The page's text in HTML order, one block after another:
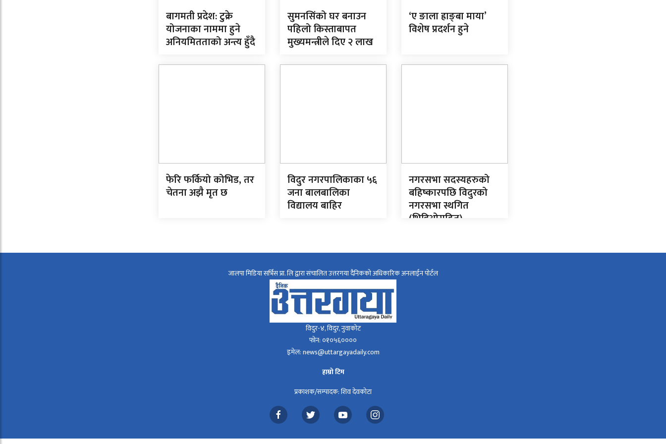
बागमती प्रदेश: टुक्रे
योजनाका नाममा हुने
अनियमितताको अन्त्य हुँदै
सुमनसिंको घर बनाउन
पहिलो किस्ताबापत
मुख्यमन्त्रीले दिए २ लाख
‘ए ङाला ह्राङ्बा माया’
विशेष प्रदर्शन हुने
फेरि फर्कियो कोभिड, तर
चेतना अझै मृत छ
विदुर नगरपालिकाका ५६
जना बालबालिका
विद्यालय बाहिर
नगरसभा सदस्यहरुको
बहिष्कारपछि विदुरको
नगरसभा स्थगित
(भिडिओसहित)
जालपा मिडिया सर्भिस प्रा. लि द्वारा संचालित उत्तरगया दैनिकको अधिकारिक अनलाईन पोर्टल
विदुर-४, विदुर, नुवाकोट
फोन: ०१०५६००००
इमेल: news@uttargayadaily.com
हाम्रो टिम
प्रकाशक/सम्पादक: शिव देवकोटा